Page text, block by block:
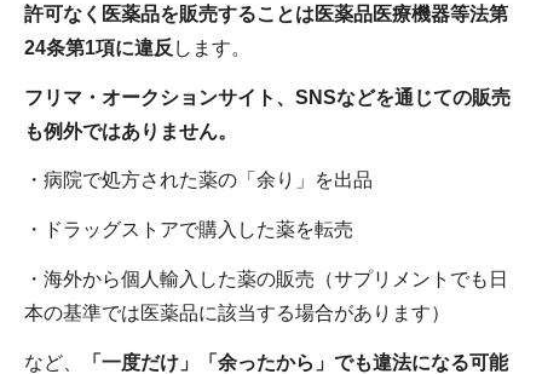
許可なく医薬品を販売することは医薬品医療機器等法第
24条第1項に違反 します。
フリマ・オークションサイト、SNSなどを通じての販売
も例外ではありません。
・病院で処方された薬の「余り」を出品
・ドラッグストアで購入した薬を転売
・海外から個人輸入した薬の販売（サプリメントでも日
本の基準では医薬品に該当する場合があります）
など、
「一度だけ」「余ったから」でも違法になる可能